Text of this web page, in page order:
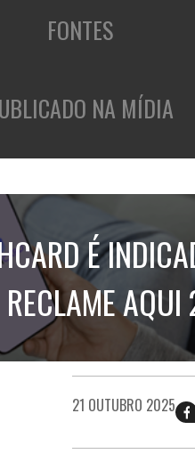
FONTES
NA MÍDIA
É
RECLAME
21 OUTUBRO 2025